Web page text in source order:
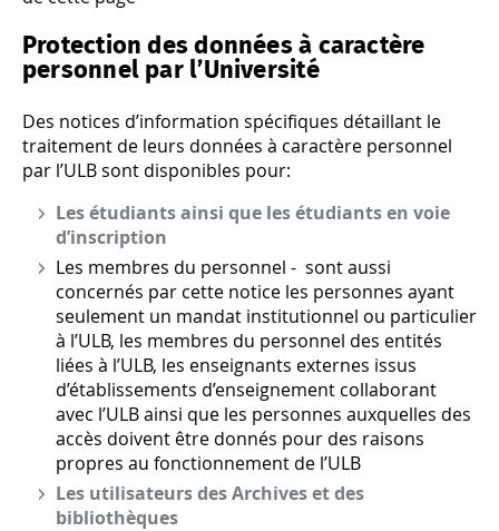
Protection des données à caractère
personnel par l’Université
Des notices d’information spécifiques détaillant le
traitement de leurs données à caractère personnel
par l’ULB sont disponibles pour:
Les étudiants ainsi que les étudiants en voie
d’inscription
Les membres du personnel - sont aussi
concernés par cette notice les personnes ayant
seulement un mandat institutionnel ou particulier
à l’ULB, les membres du personnel des entités
liées à l’ULB, les enseignants externes issus
d’établissements d’enseignement collaborant
avec l’ULB ainsi que les personnes auxquelles des
accès doivent être donnés pour des raisons
propres au fonctionnement de l’ULB
Les utilisateurs des Archives et des
bibliothèques